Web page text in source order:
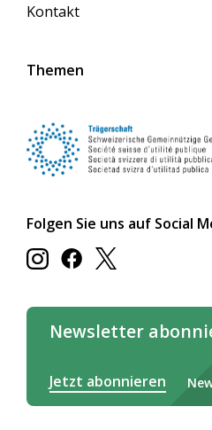
Kontakt
Themen
Folgen Sie uns auf Social
Newsletter
Jetzt abonnieren